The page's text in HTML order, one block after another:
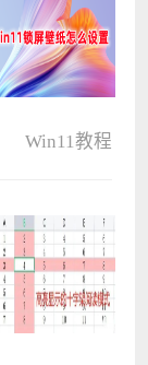
Win11教程